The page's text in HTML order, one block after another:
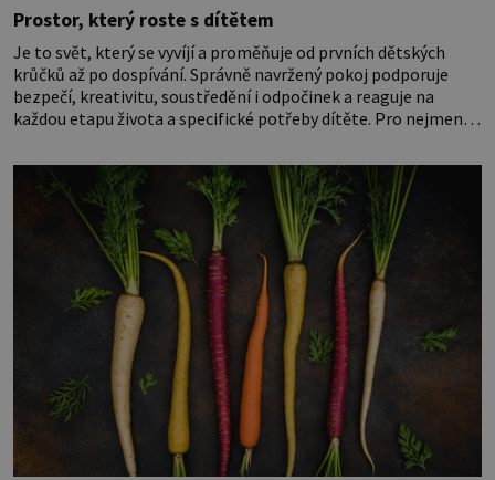
Prostor, který roste s dítětem
Je to svět, který se vyvíjí a proměňuje od prvních dětských
krůčků až po dospívání. Správně navržený pokoj podporuje
bezpečí, kreativitu, soustředění i odpočinek a reaguje na
každou etapu života a specifické potřeby dítěte. Pro nejmenší
miminka měl působit především klidně a útulně. Předškolní
věk je